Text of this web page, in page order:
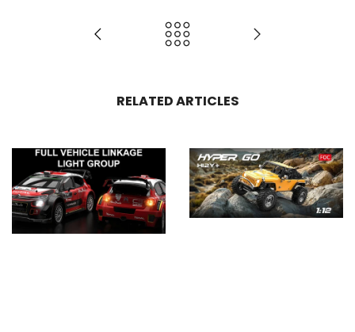
RELATED ARTICLES